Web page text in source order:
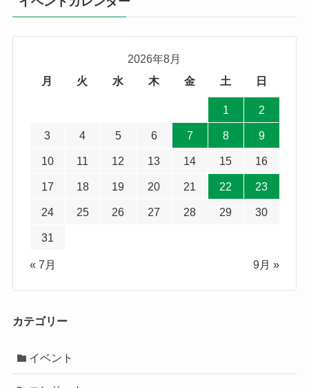
2026年8月
月
火 水 木 金 土 日
1 2
3 4 5 6 7 8 9
10 11 12 13 14 15 16
17 18 19 20 21 22 23
24 25 26 27 28 29 30
31
« 7月 9月 »
カテゴリー
イベント